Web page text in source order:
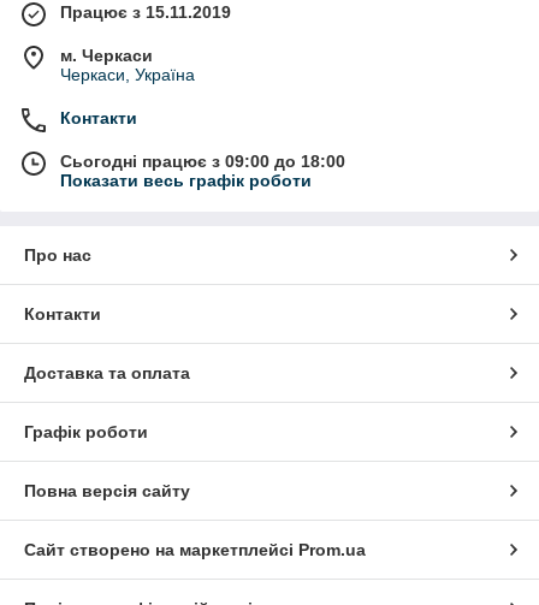
Працює з 15.11.2019
м. Черкаси
Черкаси, Україна
Контакти
Сьогодні працює з 09:00 до 18:00
Показати весь графік роботи
Про нас
Контакти
Доставка та оплата
Графік роботи
Повна версія сайту
Сайт створено на маркетплейсі Prom.ua